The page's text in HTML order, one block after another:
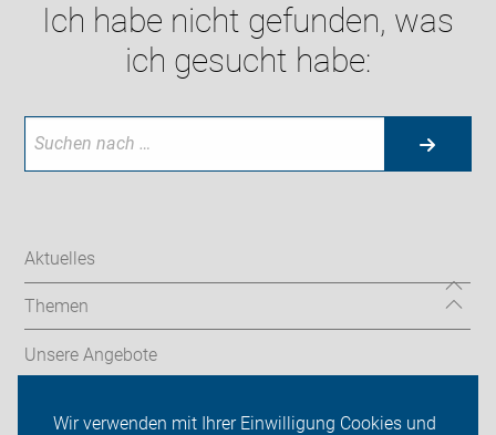
Wir verwenden mit Ihrer Einwilligung Cookies und
Ich habe nicht gefunden, was
ich gesucht habe:
Aktuelles
Themen
Unsere Angebote